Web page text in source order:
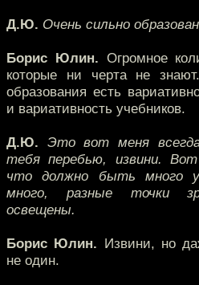
Д.Ю. Очень сильно
Борис Юлин. Огромное
которые ни черта не
образования есть
и вариативность учебников.
Д.Ю. Это вот меня
тебя перебью, извини.
что должно быть много
много, разные точки
освещены.
Борис Юлин. Извини, но
не один.